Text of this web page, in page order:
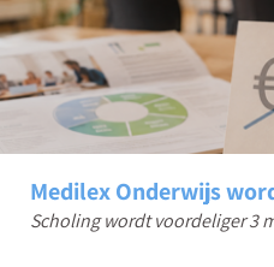
Medilex Onderwijs
Scholing wordt voordeliger3